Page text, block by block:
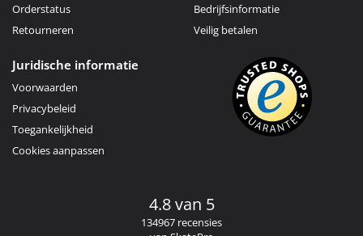
Orderstatus
Retourneren
Bedrijfsinformatie
Veilig betalen
Juridische informatie
Voorwaarden
Privacybeleid
Toegankelijkheid
Cookies aanpassen
4.8 van 5
134967 recensies